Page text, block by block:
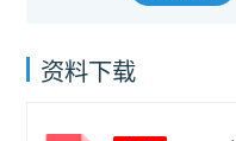
资料下载